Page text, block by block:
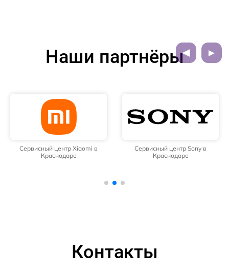
Наши партнёры
Сервисный центр Xiaomi в
Краснодаре
Сервисный центр Sony в
Краснодаре
Контакты